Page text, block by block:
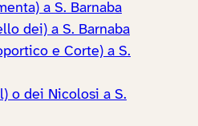
a S. Barnaba
dei) a S. Barnaba
e Corte) a S.
o dei Nicolosi a S.